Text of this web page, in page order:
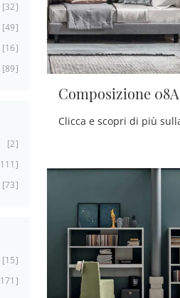
32
49
16
89
2
111
73
15
171
Composizione 08A